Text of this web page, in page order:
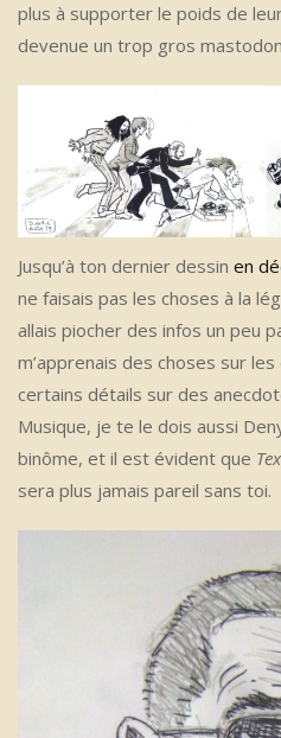
plus à supporter le poids de
devenue un trop gros
Jusqu’à ton dernier dessin en
ne faisais pas les choses à la
allais piocher des infos un peu
m’apprenais des choses sur
certains détails sur des
Musique, je te le dois aussi
binôme, et il est évident que
sera plus jamais pareil sans toi.